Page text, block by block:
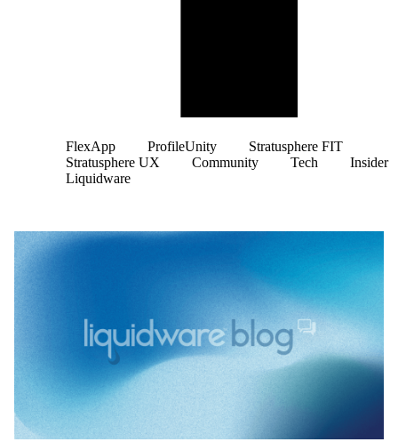
FlexApp ProfileUnity
Stratusphere FIT
Stratusphere UX
Community Tech
Insider
Liquidware